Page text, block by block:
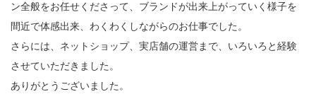
ン全般をお任せくださって、ブランドが出来上がっていく様子を
間近で体感出来、わくわくしながらのお仕事でした。
さらには、ネットショップ、実店舗の運営まで、いろいろと経験
させていただきました。
ありがとうございました。